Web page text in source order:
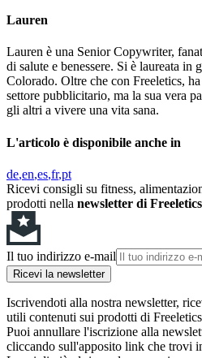
Lauren
Lauren è una Senior Copywriter,
di salute e benessere. Si è laureata
Colorado. Oltre che con Freeletics,
settore pubblicitario, ma la sua vera
gli altri a vivere una vita sana.
L'articolo è disponibile anche in
de en es fr pt
Ricevi consigli su fitness,
prodotti nella newsletter di
Il tuo indirizzo e-mail
Ricevi la newsletter
Iscrivendoti alla nostra newsletter,
utili contenuti sui prodotti di
Puoi annullare l'iscrizione alla
cliccando sull'apposito link che trovi